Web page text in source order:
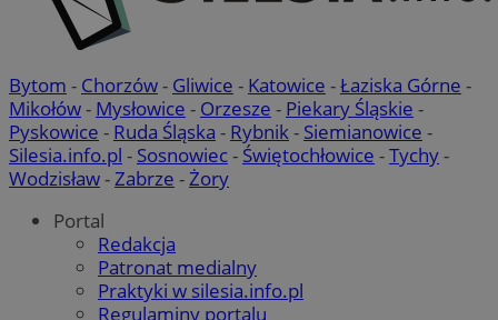
Bytom - Chorzów- Gliwice - Katowice -Łaziska Górne -
Mikołów- Mysłowice - Orzesze - Piekary Śląskie -
Pyskowice - Ruda Śląska - Rybnik- Siemianowice -
Silesia.info.pl - Sosnowiec- Świętochłowice -Tychy-
Wodzisław-Zabrze -Żory
Portal
Redakcja
Patronat medialny
Praktyki w silesia.info.pl
Regulaminy portalu